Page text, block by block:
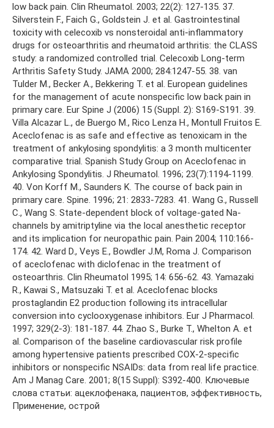
low back pain. Clin Rheumatol. 2003; 22(2): 127-135. 37.
Silverstein F., Faich G., Goldstein J. et al. Gastrointestinal
toxicity with celecoxib vs nonsteroidal anti-inflammatory
drugs for osteoarthritis and rheumatoid arthritis: the CLASS
study: a randomized controlled trial. Celecoxib Long-term
Arthritis Safety Study. JAMA 2000; 284:1247-55. 38. van
Tulder M., Becker A., Bekkering T. et al. European guidelines
for the management of acute nonspecific low back pain in
primary care. Eur Spine J (2006) 15 (Suppl. 2): S169-S191. 39.
Villa Alcazar L., de Buergo M., Rico Lenza H., Montull Fruitos E.
Aceclofenac is as safe and effective as tenoxicam in the
treatment of ankylosing spondylitis: a 3 month multicenter
comparative trial. Spanish Study Group on Aceclofenac in
Ankylosing Spondylitis. J Rheumatol. 1996; 23(7):1194-1199.
40. Von Korff M., Saunders K. The course of back pain in
primary care. Spine. 1996; 21: 2833-7283. 41. Wang G., Russell
C., Wang S. State-dependent block of voltage-gated Na-
channels by amitriptyline via the local anesthetic receptor
and its implication for neuropathic pain. Pain 2004; 110:166-
174. 42. Ward D., Veys E., Bowdler J.M, Roma J. Comparison
of aceclofenac with diclofenac in the treatment of
osteoarthris. Clin Rheumatol 1995; 14: 656-62. 43. Yamazaki
R., Kawai S., Matsuzaki T. et al. Aceclofenac blocks
prostaglandin E2 production following its intracellular
conversion into cyclooxygenase inhibitors. Eur J Pharmacol.
1997; 329(2-3): 181-187. 44. Zhao S., Burke T., Whelton A. et
al. Comparison of the baseline cardiovascular risk profile
among hypertensive patients prescribed COX-2-specific
inhibitors or nonspecific NSAIDs: data from real life practice.
Am J Manag Care. 2001; 8(15 Suppl): S392-400. Ключевые
слова статьи: ацеклофенака, пациентов, эффективность,
Применение, острой